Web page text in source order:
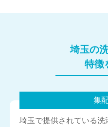
埼玉の
特徴
集
埼玉で提供されている